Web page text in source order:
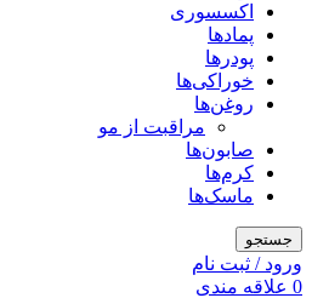
اکسسوری
پمادها
پودرها
خوراکی‌ها
روغن‌ها
مراقبت از مو
صابون‌ها
کرم‌ها
ماسک‌ها
جستجو
ورود / ثبت نام
0 علاقه مندی